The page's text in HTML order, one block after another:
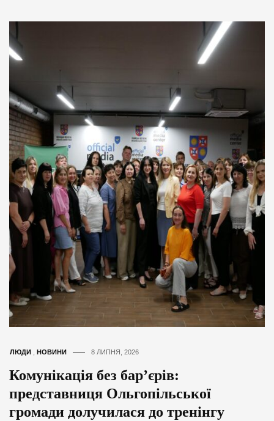
ЛЮДИ НОВИНИ 8 ЛИПНЯ, 2026
Комунікація без бар’єрів:
представниця Ольгопільської
громади долучилася до тренінгу